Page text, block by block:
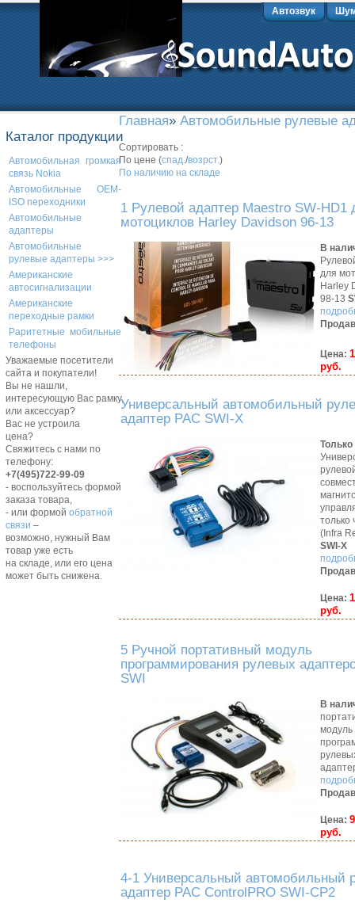
Автозвук
Каталог продукции
Автомобильная громкая
связь Nokia
Автомобильные OEM-
ISO переходники
Автомобильные
адаптеры
Автомобильные
рулевые адаптеры >>>
Американские
автосигнализации
Американские
переходные рамки
Раритетные мобильные
телефоны
Уважаемые посетители
сайта и покупатели!
Вы не нашли,
интересующую Вас рамку,
или аксессуар?
Вас не устроила
цена?
Свяжитесь с нами по
телефону:
+7(495)722-99-09
- воспользуйтесь формой
заказа товара,
- или формойобратной
связи –
возможно, нужный Вам
товар уже есть
на складе, или его цена
может быть снижена.
Главная» Автомобильные рулевые
Сортировать :
По цене (спад./возрст.)
По наличию на складе
1 Рулевой адаптер Maestro SW-HD1
мотоциклов Harley Davidson 96-13
В
для
Harley
98-13
Цена:
руб.
Универсальный автомобильный
адаптер PAC SWI-X
Только
только
(Infra
SWI-X
Цена:
руб.
5 Ручной портативный модуль
программирования рулевых
SWI
В
модуль
Цена:
руб.
4-1 Универсальный автомобильный
адаптер PAC ControlPRO SWI-CP2